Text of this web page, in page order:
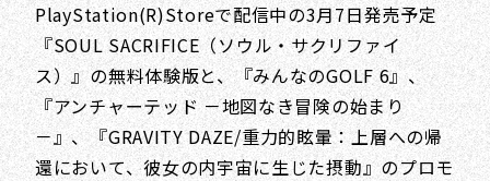
PlayStation(R)Storeで配信中の3月7日発売予定
『SOUL SACRIFICE（ソウル・サクリファイ
ス）』の無料体験版と、『みんなのGOLF 6』、
『アンチャーテッド －地図なき冒険の始まり
－』、『GRAVITY DAZE/重力的眩暈：上層への帰
還において、彼女の内宇宙に生じた摂動』のプロモ